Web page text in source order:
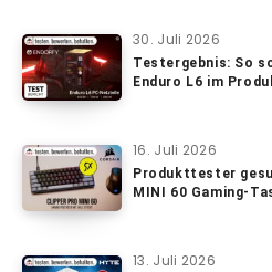
30. Juli 2026
Testergebnis: So
Enduro L6 im
16. Juli 2026
Produkttester
MINI 60 Gaming-
13. Juli 2026